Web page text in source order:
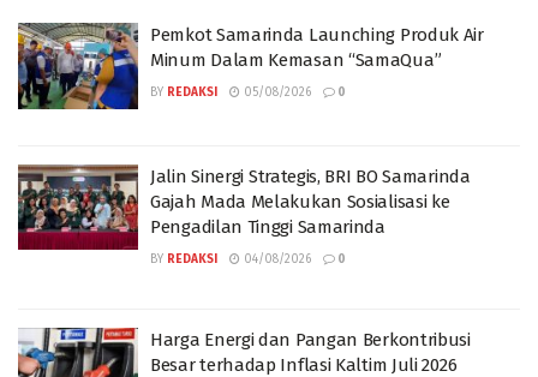
Pemkot Samarinda Launching Produk Air
Minum Dalam Kemasan “SamaQua”
BY REDAKSI 05/08/2026 0
Jalin Sinergi Strategis, BRI BO Samarinda
Gajah Mada Melakukan Sosialisasi ke
Pengadilan Tinggi Samarinda
BY REDAKSI 04/08/2026 0
Harga Energi dan Pangan Berkontribusi
Besar terhadap Inflasi Kaltim Juli 2026